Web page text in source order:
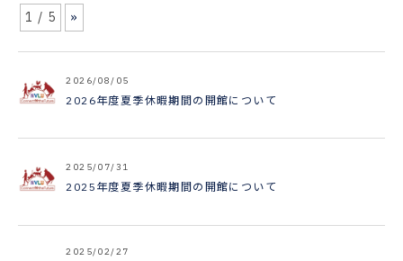
1 / 5 »
2026/08/05
2026年度夏季休暇期間の開館について
2025/07/31
2025年度夏季休暇期間の開館について
2025/02/27